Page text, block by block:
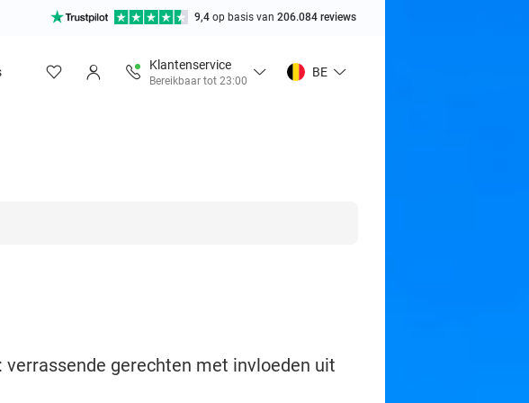
9,4 op basis van 206.084 reviews
Klantenservice
Bereikbaar tot 23:00
BE
gerechten met invloeden uit